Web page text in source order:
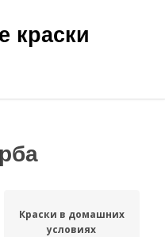
краски
Краски в домашних
условиях